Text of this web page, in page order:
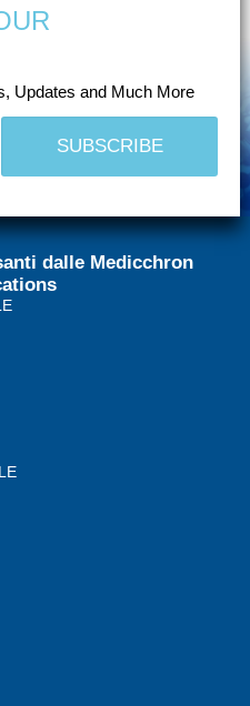
Updates and Much More
dalle Medicchron